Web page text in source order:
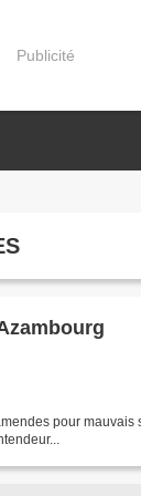
Publicité
pour mauvais